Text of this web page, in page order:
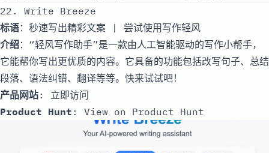
22. Write Breeze
标语：秒速写出精彩文案 | 尝试使用写作轻风
介绍：“轻风写作助手”是一款由人工智能驱动的写作小帮手，
它能帮你写出更优质的内容。它具备的功能包括改写句子、总结
段落、语法纠错、翻译等等。快来试试吧！
产品网站: 立即访问
Product Hunt : View on Product Hunt